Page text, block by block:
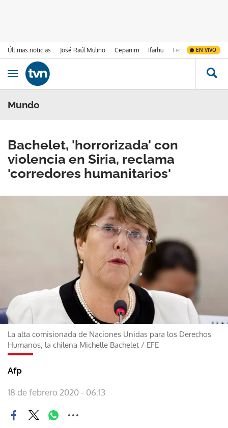
Últimas noticias José Raúl Mulino Cepanim Ifarhu Fenómeno de El
EN VIVO
Ir al contenido
Obrir navegació
Mundo
Bachelet, 'horrorizada' con
violencia en Siria, reclama
'corredores humanitarios'
La alta comisionada de Naciones Unidas para los Derechos
Humanos, la chilena Michelle Bachelet / EFE
Afp
18 de febrero 2020 - 06:13